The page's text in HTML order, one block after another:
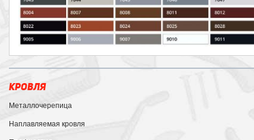
КРОВЛЯ
Металлочерепица
Наплавляемая кровля